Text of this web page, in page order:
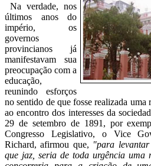
Na verdade, nos
últimos anos do
império, os
governos
provincianos já
manifestavam sua
preocupação com a
educação,
reunindo esforços
no sentido de que fosse realizada uma
ao encontro dos interesses da
29 de setembro de 1891, por
Congresso Legislativo, o Vice
Richard, afirmou que, "para
que jaz, seria de toda urgência uma